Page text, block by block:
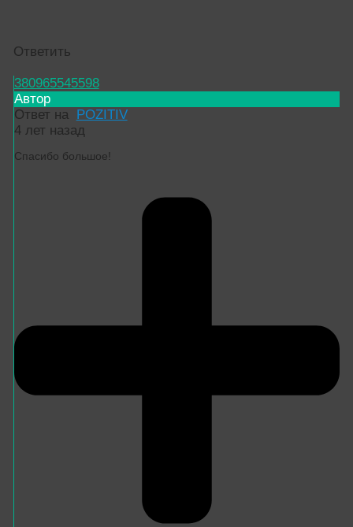
Ответить
380965545598
Автор
Ответ на POZITIV
4 лет назад
Спасибо большое!